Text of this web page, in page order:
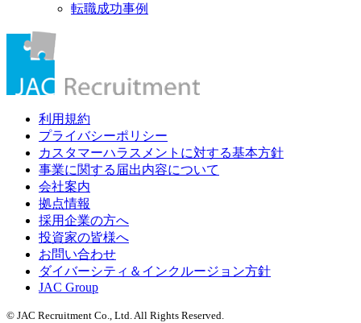
転職成功事例
利用規約
プライバシーポリシー
カスタマーハラスメントに対する基本方針
事業に関する届出内容について
会社案内
拠点情報
採用企業の方へ
投資家の皆様へ
お問い合わせ
ダイバーシティ＆インクルージョン方針
JAC Group
© JAC Recruitment Co., Ltd. All Rights Reserved.